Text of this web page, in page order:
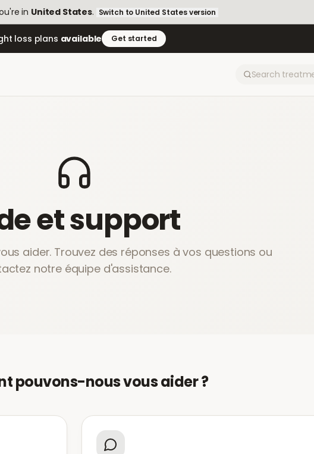
in United States. Switch to United Statesversion
loss plans available Get started
et support
aider. Trouvez des réponses à vos questions ou
notre équipe d'assistance.
pouvons-nous vous aider ?